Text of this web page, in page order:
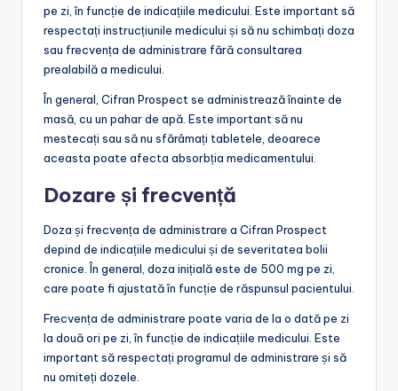
pe zi, în funcție de indicațiile medicului. Este important să
respectați instrucțiunile medicului și să nu schimbați doza
sau frecvența de administrare fără consultarea
prealabilă a medicului.
În general, Cifran Prospect se administrează înainte de
masă, cu un pahar de apă. Este important să nu
mestecați sau să nu sfărâmați tabletele, deoarece
aceasta poate afecta absorbția medicamentului.
Dozare și frecvență
Doza și frecvența de administrare a Cifran Prospect
depind de indicațiile medicului și de severitatea bolii
cronice. În general, doza inițială este de 500 mg pe zi,
care poate fi ajustată în funcție de răspunsul pacientului.
Frecvența de administrare poate varia de la o dată pe zi
la două ori pe zi, în funcție de indicațiile medicului. Este
important să respectați programul de administrare și să
nu omiteți dozele.